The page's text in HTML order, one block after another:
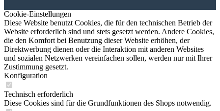
Cookie-Einstellungen
Diese Website benutzt Cookies, die für den technischen Betrieb der
Website erforderlich sind und stets gesetzt werden. Andere Cookies,
die den Komfort bei Benutzung dieser Website erhöhen, der
Direktwerbung dienen oder die Interaktion mit anderen Websites
und sozialen Netzwerken vereinfachen sollen, werden nur mit Ihrer
Zustimmung gesetzt.
Konfiguration
Technisch erforderlich
Diese Cookies sind für die Grundfunktionen des Shops notwendig.